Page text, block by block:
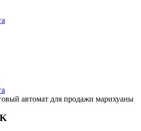
автомат для продажи марихуаны